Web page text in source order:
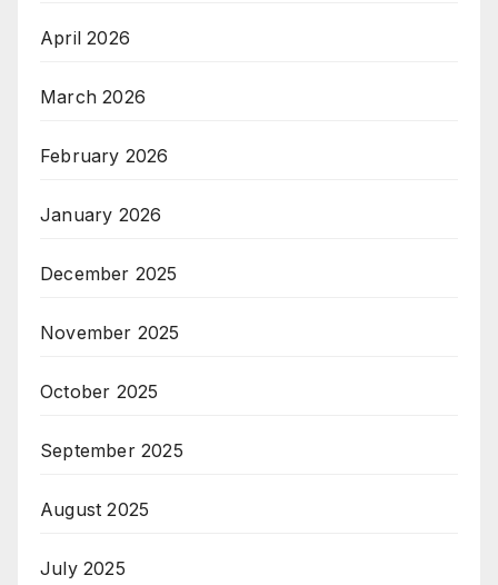
April 2026
March 2026
February 2026
January 2026
December 2025
November 2025
October 2025
September 2025
August 2025
July 2025